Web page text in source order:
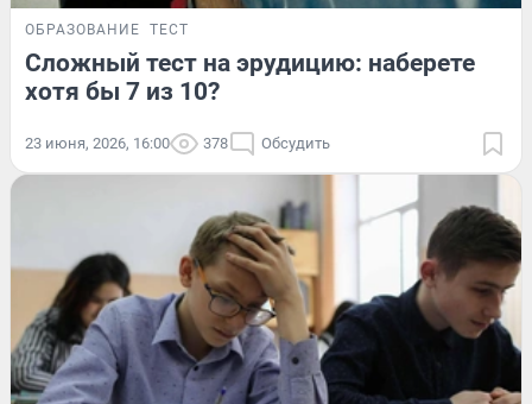
ОБРАЗОВАНИЕ ТЕСТ
Сложный тест на эрудицию: наберете
хотя бы 7 из 10?
23 июня, 2026, 16:00 378 Обсудить